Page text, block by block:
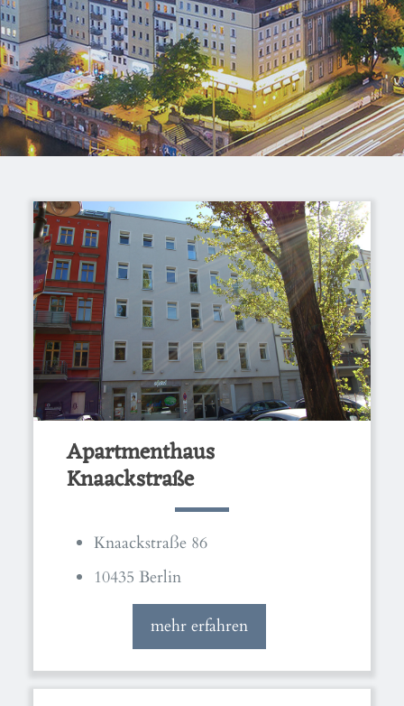
Apartmenthaus
Knaackstraße
Knaackstraße 86
10435 Berlin
mehr erfahren